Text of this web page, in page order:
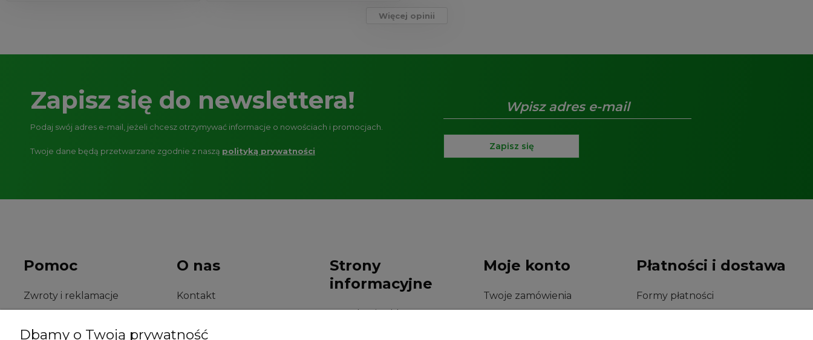
Więcej opinii
Zapisz się do newslettera!
Podaj swój adres e-mail, jeżeli chcesz otrzymywać informacje o nowościach i promocjach.
Twoje dane będą przetwarzane zgodnie z naszą polityką prywatności Zapisz się
Pomoc
Zwroty i reklamacje
O nas
Kontakt
Strony
informacyjne
Regulamin sklepu
Moje konto
Twoje zamówienia
Płatności i dostawa
Formy płatności
Dbamy o Twoją prywatność